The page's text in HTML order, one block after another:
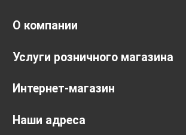
О компании
Услуги розничного магазина
Интернет-магазин
Наши адреса